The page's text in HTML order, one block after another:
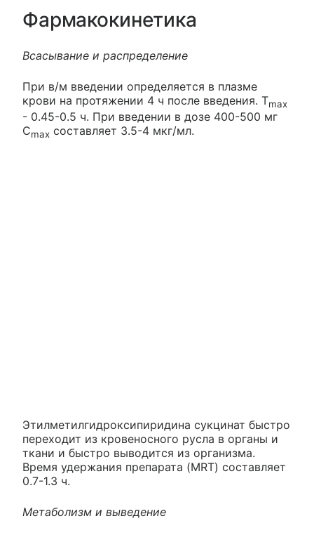
Фармакокинетика
Всасывание и распределение
При в/м введении определяется в плазме
крови на протяжении 4 ч после введения. Tmax
- 0.45-0.5 ч. При введении в дозе 400-500 мг
Cmax составляет 3.5-4 мкг/мл.
Этилметилгидроксипиридина сукцинат быстро
переходит из кровеносного русла в органы и
ткани и быстро выводится из организма.
Время удержания препарата (MRT) составляет
0.7-1.3 ч.
Метаболизм и выведение